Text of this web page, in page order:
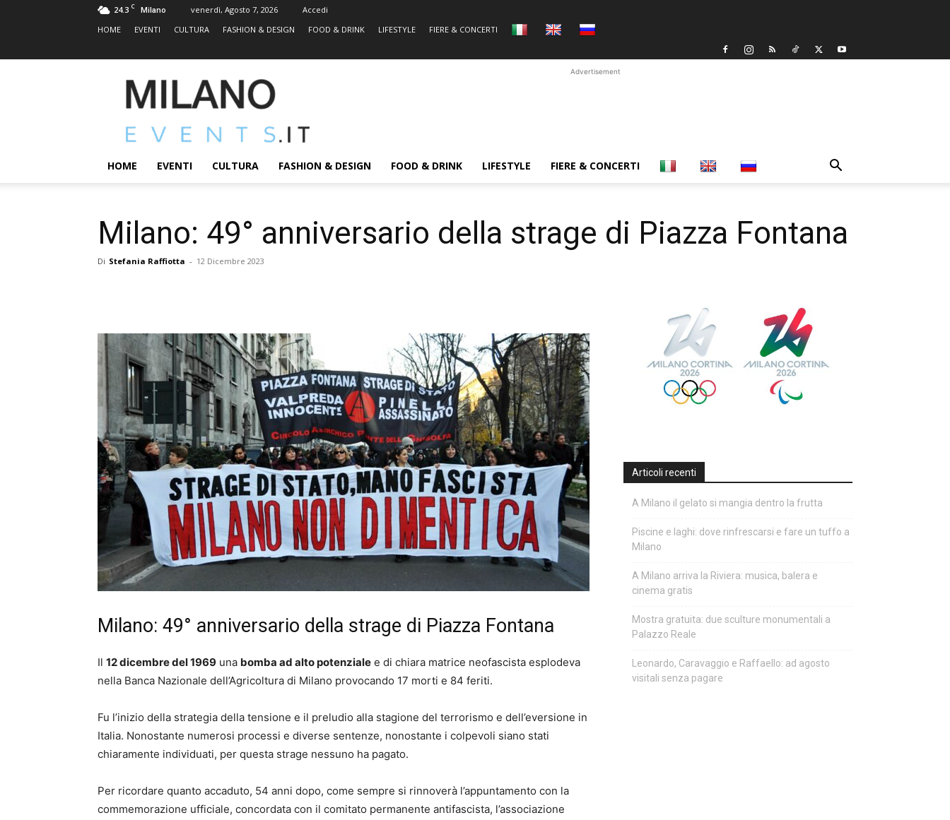
24.3 C Milano venerdì, Agosto 7, 2026
Accedi
HOME
EVENTI CULTURA FASHION & DESIGN FOOD & DRINK LIFESTYLE FIERE & CONCERTI
MILANOEVENTS.IT
|
2.0
ed
Eventi
Advertisement
HOME EVENTI CULTURA FASHION & DESIGN FOOD & DRINK LIFESTYLE FIERE & CONCERTI
Milano: 49° anniversario della strage di Piazza Fontana
Di Stefania Raffiotta - 12 Dicembre 2023
Milano: 49° anniversario della strage di Piazza Fontana
Il 12 dicembre del 1969 una bomba ad alto potenziale e di chiara matrice neofascista esplodeva
nella Banca Nazionale dell’Agricoltura di Milano provocando 17 morti e 84 feriti.
Fu l’inizio della strategia della tensione e il preludio alla stagione del terrorismo e dell’eversione in
Italia. Nonostante numerosi processi e diverse sentenze, nonostante i colpevoli siano stati
chiaramente individuati, per questa strage nessuno ha pagato.
Per ricordare quanto accaduto, 54 anni dopo, come sempre si rinnoverà l’appuntamento con la
commemorazione ufficiale, concordata con il comitato permanente antifascista, l’associazione
Articoli recenti
A Milano il gelato si mangia dentro la frutta
Piscine e laghi: dove rinfrescarsi e fare un tuffo a
Milano
A Milano arriva la Riviera: musica, balera e
cinema gratis
Mostra gratuita: due sculture monumentali a
Palazzo Reale
Leonardo, Caravaggio e Raffaello: ad agosto
visitali senza pagare